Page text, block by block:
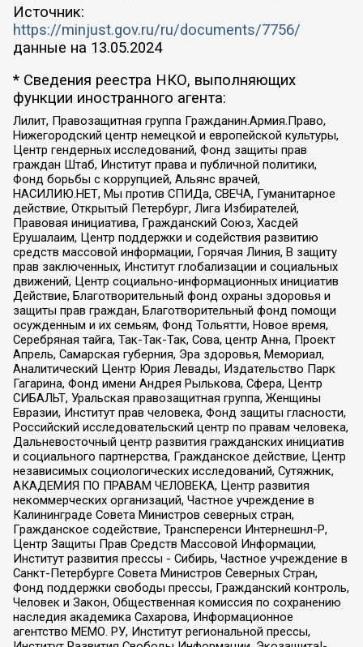
Источник:
https://minjust.gov.ru/ru/documents/7756/
данные на 13.05.2024
* Сведения реестра НКО, выполняющих
функции иностранного агента:
Лилит, Правозащитная группа Гражданин.Армия.Право,
Нижегородский центр немецкой и европейской культуры,
Центр гендерных исследований, Фонд защиты прав
граждан Штаб, Институт права и публичной политики,
Фонд борьбы с коррупцией, Альянс врачей,
НАСИЛИЮ.НЕТ, Мы против СПИДа, СВЕЧА, Гуманитарное
действие, Открытый Петербург, Лига Избирателей,
Правовая инициатива, Гражданский Союз, Хасдей
Ерушалаим, Центр поддержки и содействия развитию
средств массовой информации, Горячая Линия, В защиту
прав заключенных, Институт глобализации и социальных
движений, Центр социально-информационных инициатив
Действие, Благотворительный фонд охраны здоровья и
защиты прав граждан, Благотворительный фонд помощи
осужденным и их семьям, Фонд Тольятти, Новое время,
Серебряная тайга, Так-Так-Так, Сова, центр Анна, Проект
Апрель, Самарская губерния, Эра здоровья, Мемориал,
Аналитический Центр Юрия Левады, Издательство Парк
Гагарина, Фонд имени Андрея Рылькова, Сфера, Центр
СИБАЛЬТ, Уральская правозащитная группа, Женщины
Евразии, Институт прав человека, Фонд защиты гласности,
Российский исследовательский центр по правам человека,
Дальневосточный центр развития гражданских инициатив
и социального партнерства, Гражданское действие, Центр
независимых социологических исследований, Сутяжник,
АКАДЕМИЯ ПО ПРАВАМ ЧЕЛОВЕКА, Центр развития
некоммерческих организаций, Частное учреждение в
Калининграде Совета Министров северных стран,
Гражданское содействие, Трансперенси Интернешнл-Р,
Центр Защиты Прав Средств Массовой Информации,
Институт развития прессы - Сибирь, Частное учреждение в
Санкт-Петербурге Совета Министров Северных Стран,
Фонд поддержки свободы прессы, Гражданский контроль,
Человек и Закон, Общественная комиссия по сохранению
наследия академика Сахарова, Информационное
агентство МЕМО. РУ, Институт региональной прессы,